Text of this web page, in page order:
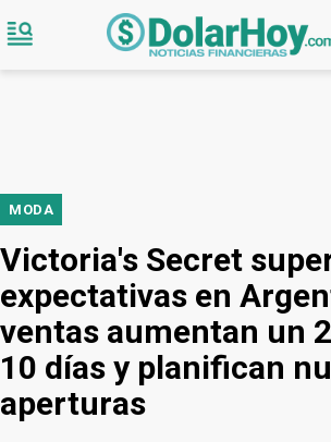
MODA
Victoria's Secret
expectativas en
ventas aumentan un
10 días y planifican
aperturas